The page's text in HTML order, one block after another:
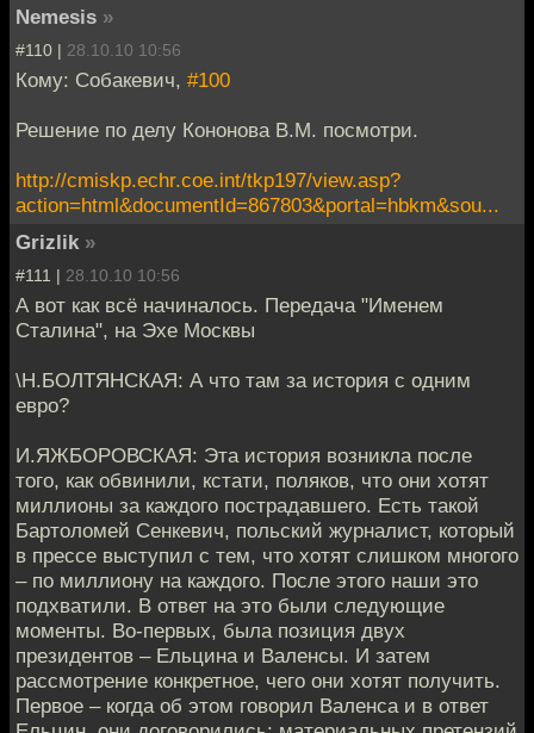
Nemesis »
#110 | 28.10.10 10:56
Кому: Собакевич, #100
Решение по делу Кононова В.М. посмотри.
http://cmiskp.echr.coe.int/tkp197/view.asp?
action=html&documentId=867803&portal=hbkm&sou...
Grizlik »
#111 | 28.10.10 10:56
А вот как всё начиналось. Передача "Именем
Сталина", на Эхе Москвы
\Н.БОЛТЯНСКАЯ: А что там за история с одним
евро?
И.ЯЖБОРОВСКАЯ: Эта история возникла после
того, как обвинили, кстати, поляков, что они хотят
миллионы за каждого пострадавшего. Есть такой
Бартоломей Сенкевич, польский журналист, который
в прессе выступил с тем, что хотят слишком многого
– по миллиону на каждого. После этого наши это
подхватили. В ответ на это были следующие
моменты. Во-первых, была позиция двух
президентов – Ельцина и Валенсы. И затем
рассмотрение конкретное, чего они хотят получить.
Первое – когда об этом говорил Валенса и в ответ